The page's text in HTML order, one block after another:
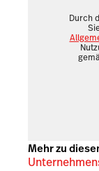
Durch
Mehr zu